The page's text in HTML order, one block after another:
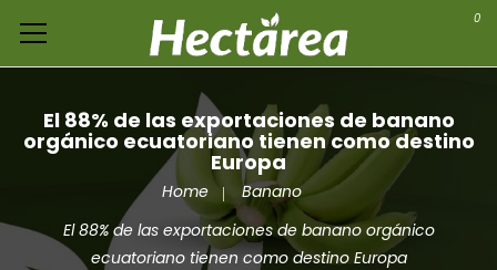
0
El 88% de las exportaciones de banano
orgánico ecuatoriano tienen como destino
Europa
Home
Banano
El 88% de las exportaciones de banano orgánico
ecuatoriano tienen como destino Europa